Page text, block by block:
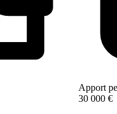
Apport
30 000 €